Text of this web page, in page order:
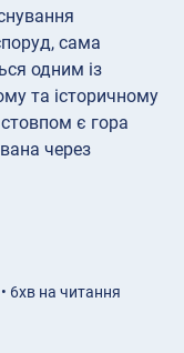
сама
одним із
та історичному
є гора
через
6хв на читання